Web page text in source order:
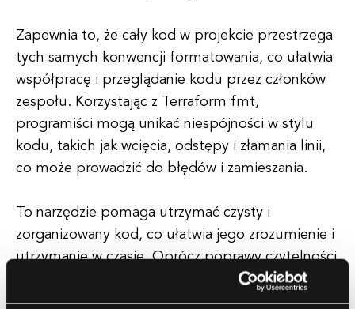
Zapewnia to, że cały kod w projekcie przestrzega
tych samych konwencji formatowania, co ułatwia
współpracę i przeglądanie kodu przez członków
zespołu. Korzystając z Terraform fmt,
programiści mogą unikać niespójności w stylu
kodu, takich jak wcięcia, odstępy i złamania linii,
co może prowadzić do błędów i zamieszania.
To narzędzie pomaga utrzymać czysty i
zorganizowany kod, co ułatwia jego zrozumienie i
utrzymanie w czasie. Oprócz poprawy czytelności
kodu, Terraform fmt również pomaga uprościć
proces przeglądu kodu, zapewniając, że cały kod